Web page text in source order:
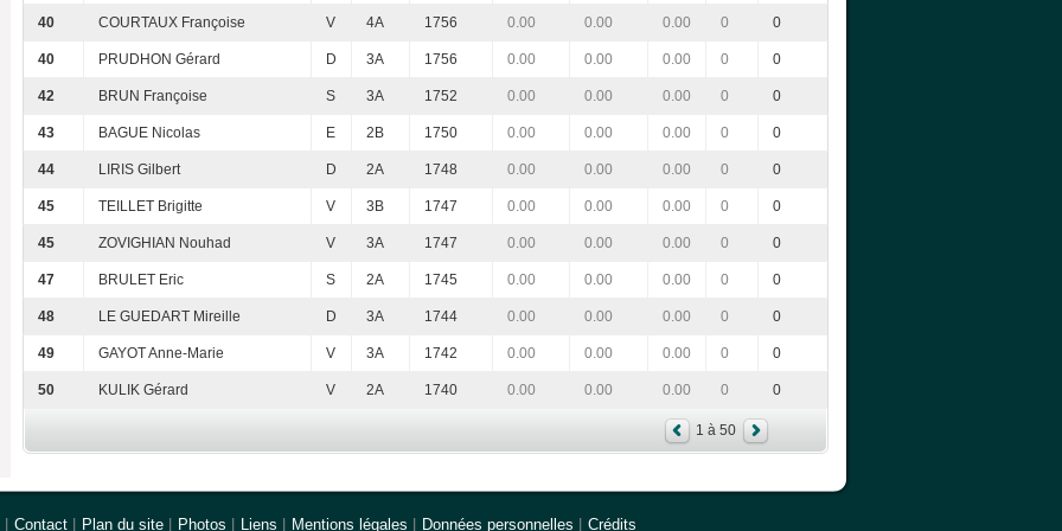
40 COURTAUX Françoise V 4A 1756 0.00 0.00 0.00 0 0
40 PRUDHON Gérard D 3A 1756 0.00 0.00 0.00 0 0
42 BRUN Françoise S 3A 1752 0.00 0.00 0.00 0 0
43 BAGUE Nicolas E 2B 1750 0.00 0.00 0.00 0 0
44 LIRIS Gilbert D 2A 1748 0.00 0.00 0.00 0 0
45 TEILLET Brigitte V 3B 1747 0.00 0.00 0.00 0 0
45 ZOVIGHIAN Nouhad V 3A 1747 0.00 0.00 0.00 0 0
47 BRULET Eric S 2A 1745 0.00 0.00 0.00 0 0
48 LE GUEDART Mireille D 3A 1744 0.00 0.00 0.00 0 0
49 GAYOT Anne-Marie V 3A 1742 0.00 0.00 0.00 0 0
50 KULIK Gérard V 2A 1740 0.00 0.00 0.00 0 0
1 à 50
Contact Plan du site Photos Liens Mentions légales Données personnelles Crédits